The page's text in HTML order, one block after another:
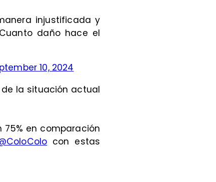
injustificada y
daño hace el
10, 2024
la situación actual
75% en comparación
con estas